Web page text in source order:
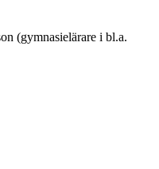
(gymnasielärare i bl.a.